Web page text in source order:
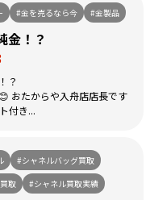
#金を売るなら今 #金製品
金！？
？
おたからや入舟店店長です
付き...
#シャネルバッグ買取
取
#シャネル買取実績